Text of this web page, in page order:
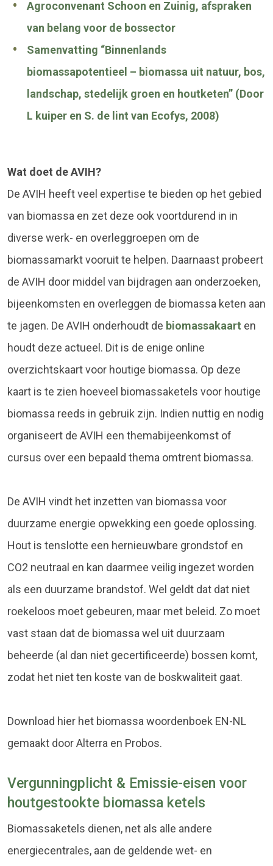
Agroconvenant Schoon en Zuinig, afspraken
van belang voor de bossector
Samenvatting “Binnenlands
biomassapotentieel – biomassa uit natuur, bos,
landschap, stedelijk groen en houtketen” (Door
L kuiper en S. de lint van Ecofys, 2008)
Wat doet de AVIH?
De AVIH heeft veel expertise te bieden op het gebied
van biomassa en zet deze ook voortdurend in in
diverse werk- en overleggroepen om de
biomassamarkt vooruit te helpen. Daarnaast probeert
de AVIH door middel van bijdragen aan onderzoeken,
bijeenkomsten en overleggen de biomassa keten aan
te jagen. De AVIH onderhoudt de biomassakaart en
houdt deze actueel. Dit is de enige online
overzichtskaart voor houtige biomassa. Op deze
kaart is te zien hoeveel biomassaketels voor houtige
biomassa reeds in gebruik zijn. Indien nuttig en nodig
organiseert de AVIH een themabijeenkomst of
cursus over een bepaald thema omtrent biomassa.
De AVIH vindt het inzetten van biomassa voor
duurzame energie opwekking een goede oplossing.
Hout is tenslotte een hernieuwbare grondstof en
CO2 neutraal en kan daarmee veilig ingezet worden
als een duurzame brandstof. Wel geldt dat dat niet
roekeloos moet gebeuren, maar met beleid. Zo moet
vast staan dat de biomassa wel uit duurzaam
beheerde (al dan niet gecertificeerde) bossen komt,
zodat het niet ten koste van de boskwaliteit gaat.
Download hier het biomassa woordenboek EN-NL
gemaakt door Alterra en Probos.
Vergunningplicht & Emissie-eisen voor
houtgestookte biomassa ketels
Biomassaketels dienen, net als alle andere
energiecentrales, aan de geldende wet- en